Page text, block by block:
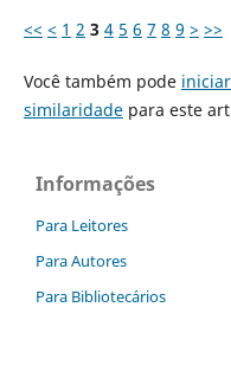
<< < 1 2 3 4 5 6 7 8 9 > >>
Você também pode
similaridadepara este
Informações
Para Leitores
Para Autores
Para Bibliotecários